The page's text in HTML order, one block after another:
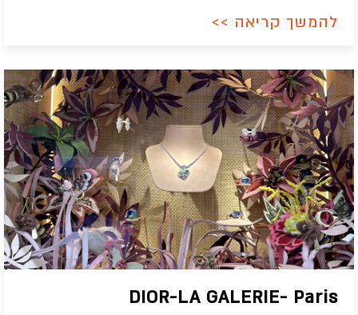
להמשך קריאה >>
DIOR-LA GALERIE- Paris